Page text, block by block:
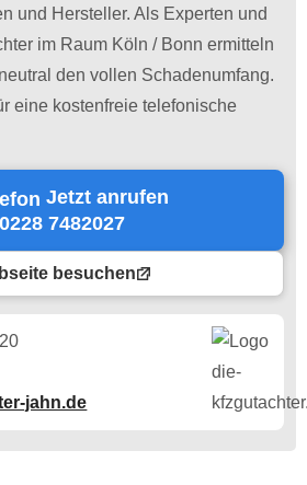
und Hersteller. Als Experten und
im Raum Köln / Bonn ermitteln
den vollen Schadenumfang.
eine kostenfreie telefonische
Jetzt anrufen
0228 7482027
besuchen
jahn.de